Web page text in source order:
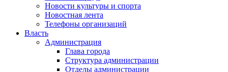
Новости культуры и спорта
Новостная лента
Телефоны организаций
Власть
Администрация
Глава города
Структура администрации
Отделы администрации